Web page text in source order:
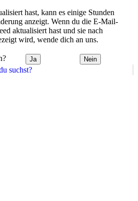
suchst?
hast, kann es einige Stunden
anzeigt. Wenn du die E-Mail-
aktualisiert hast und sie nach
wird, wende dich an uns.
Ja Nein